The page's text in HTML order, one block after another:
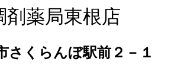
剤薬局東根店
さくらんぼ駅前２－１